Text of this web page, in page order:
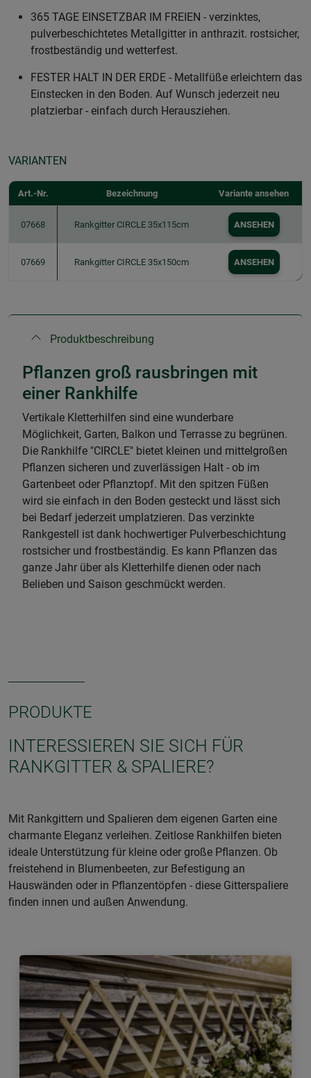
365 TAGE EINSETZBAR IM FREIEN - verzinktes,
pulverbeschichtetes Metallgitter in anthrazit. rostsicher,
frostbeständig und wetterfest.
FESTER HALT IN DER ERDE - Metallfüße erleichtern das
Einstecken in den Boden. Auf Wunsch jederzeit neu
platzierbar - einfach durch Herausziehen.
VARIANTEN
Art.-Nr. Bezeichnung Variante ansehen
07668 Rankgitter CIRCLE 35x115cm ANSEHEN
07669 Rankgitter CIRCLE 35x150cm ANSEHEN
Produktbeschreibung
Pflanzen groß rausbringen mit
einer Rankhilfe
Vertikale Kletterhilfen sind eine wunderbare
Möglichkeit, Garten, Balkon und Terrasse zu begrünen.
Die Rankhilfe "CIRCLE" bietet kleinen und mittelgroßen
Pflanzen sicheren und zuverlässigen Halt - ob im
Gartenbeet oder Pflanztopf. Mit den spitzen Füßen
wird sie einfach in den Boden gesteckt und lässt sich
bei Bedarf jederzeit umplatzieren. Das verzinkte
Rankgestell ist dank hochwertiger Pulverbeschichtung
rostsicher und frostbeständig. Es kann Pflanzen das
ganze Jahr über als Kletterhilfe dienen oder nach
Belieben und Saison geschmückt werden.
PRODUKTE
INTERESSIEREN SIE SICH FÜR
RANKGITTER & SPALIERE?
Mit Rankgittern und Spalieren dem eigenen Garten eine
charmante Eleganz verleihen. Zeitlose Rankhilfen bieten
ideale Unterstützung für kleine oder große Pflanzen. Ob
freistehend in Blumenbeeten, zur Befestigung an
Hauswänden oder in Pflanzentöpfen - diese Gitterspaliere
finden innen und außen Anwendung.